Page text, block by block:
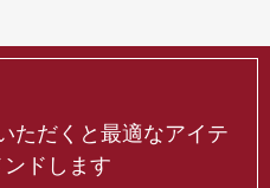
ただくと最適なアイテ
ドします